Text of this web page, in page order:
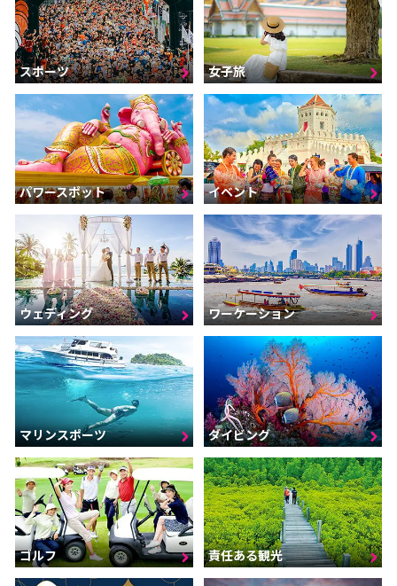
スポーツ 女子旅
パワースポット イベント
ウェディング ワーケーション
マリンスポーツ ダイビング
ゴルフ 責任ある観光